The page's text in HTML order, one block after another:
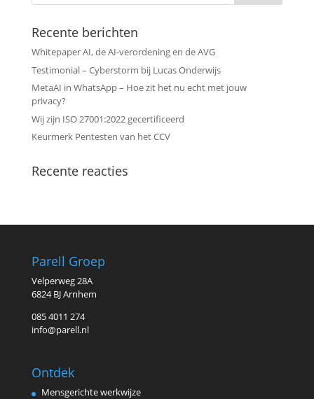
Recente berichten
Whitepaper AI, de AI-verordening en de AVG
Testimonial – Cyberstorm bij Lucas Onderwijs
MetaAI in WhatsApp – Hoe zit het nu echt met jouw
privacy?
Wij zijn ISO 27001:2022 gecertificeerd
Keurmerk Pentesten van het CCV
Recente reacties
Parell Groep
Velperweg 28A
6824 BJ Arnhem
085 4011 274
info@parell.nl
Ontdek
Mensgerichte werkwijze